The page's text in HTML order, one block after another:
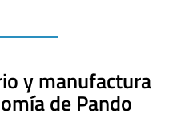
y manufactura
de Pando